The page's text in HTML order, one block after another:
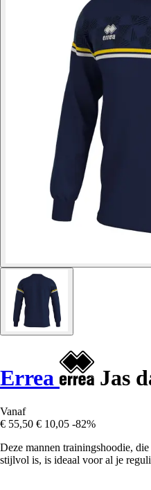
Errea Jas
Vanaf
€ 55,50 € 10,05 -82%
Deze mannen trainingshoodie,
stijlvol is, is ideaal voor al je